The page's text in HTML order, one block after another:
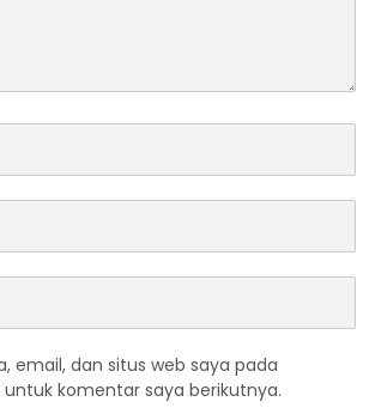
email, dan situs web saya pada
komentar saya berikutnya.